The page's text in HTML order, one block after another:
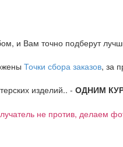
и Вам точно подберут
Точки сбора заказов, за
изделий.. - ОДНИМ
не против, делаем